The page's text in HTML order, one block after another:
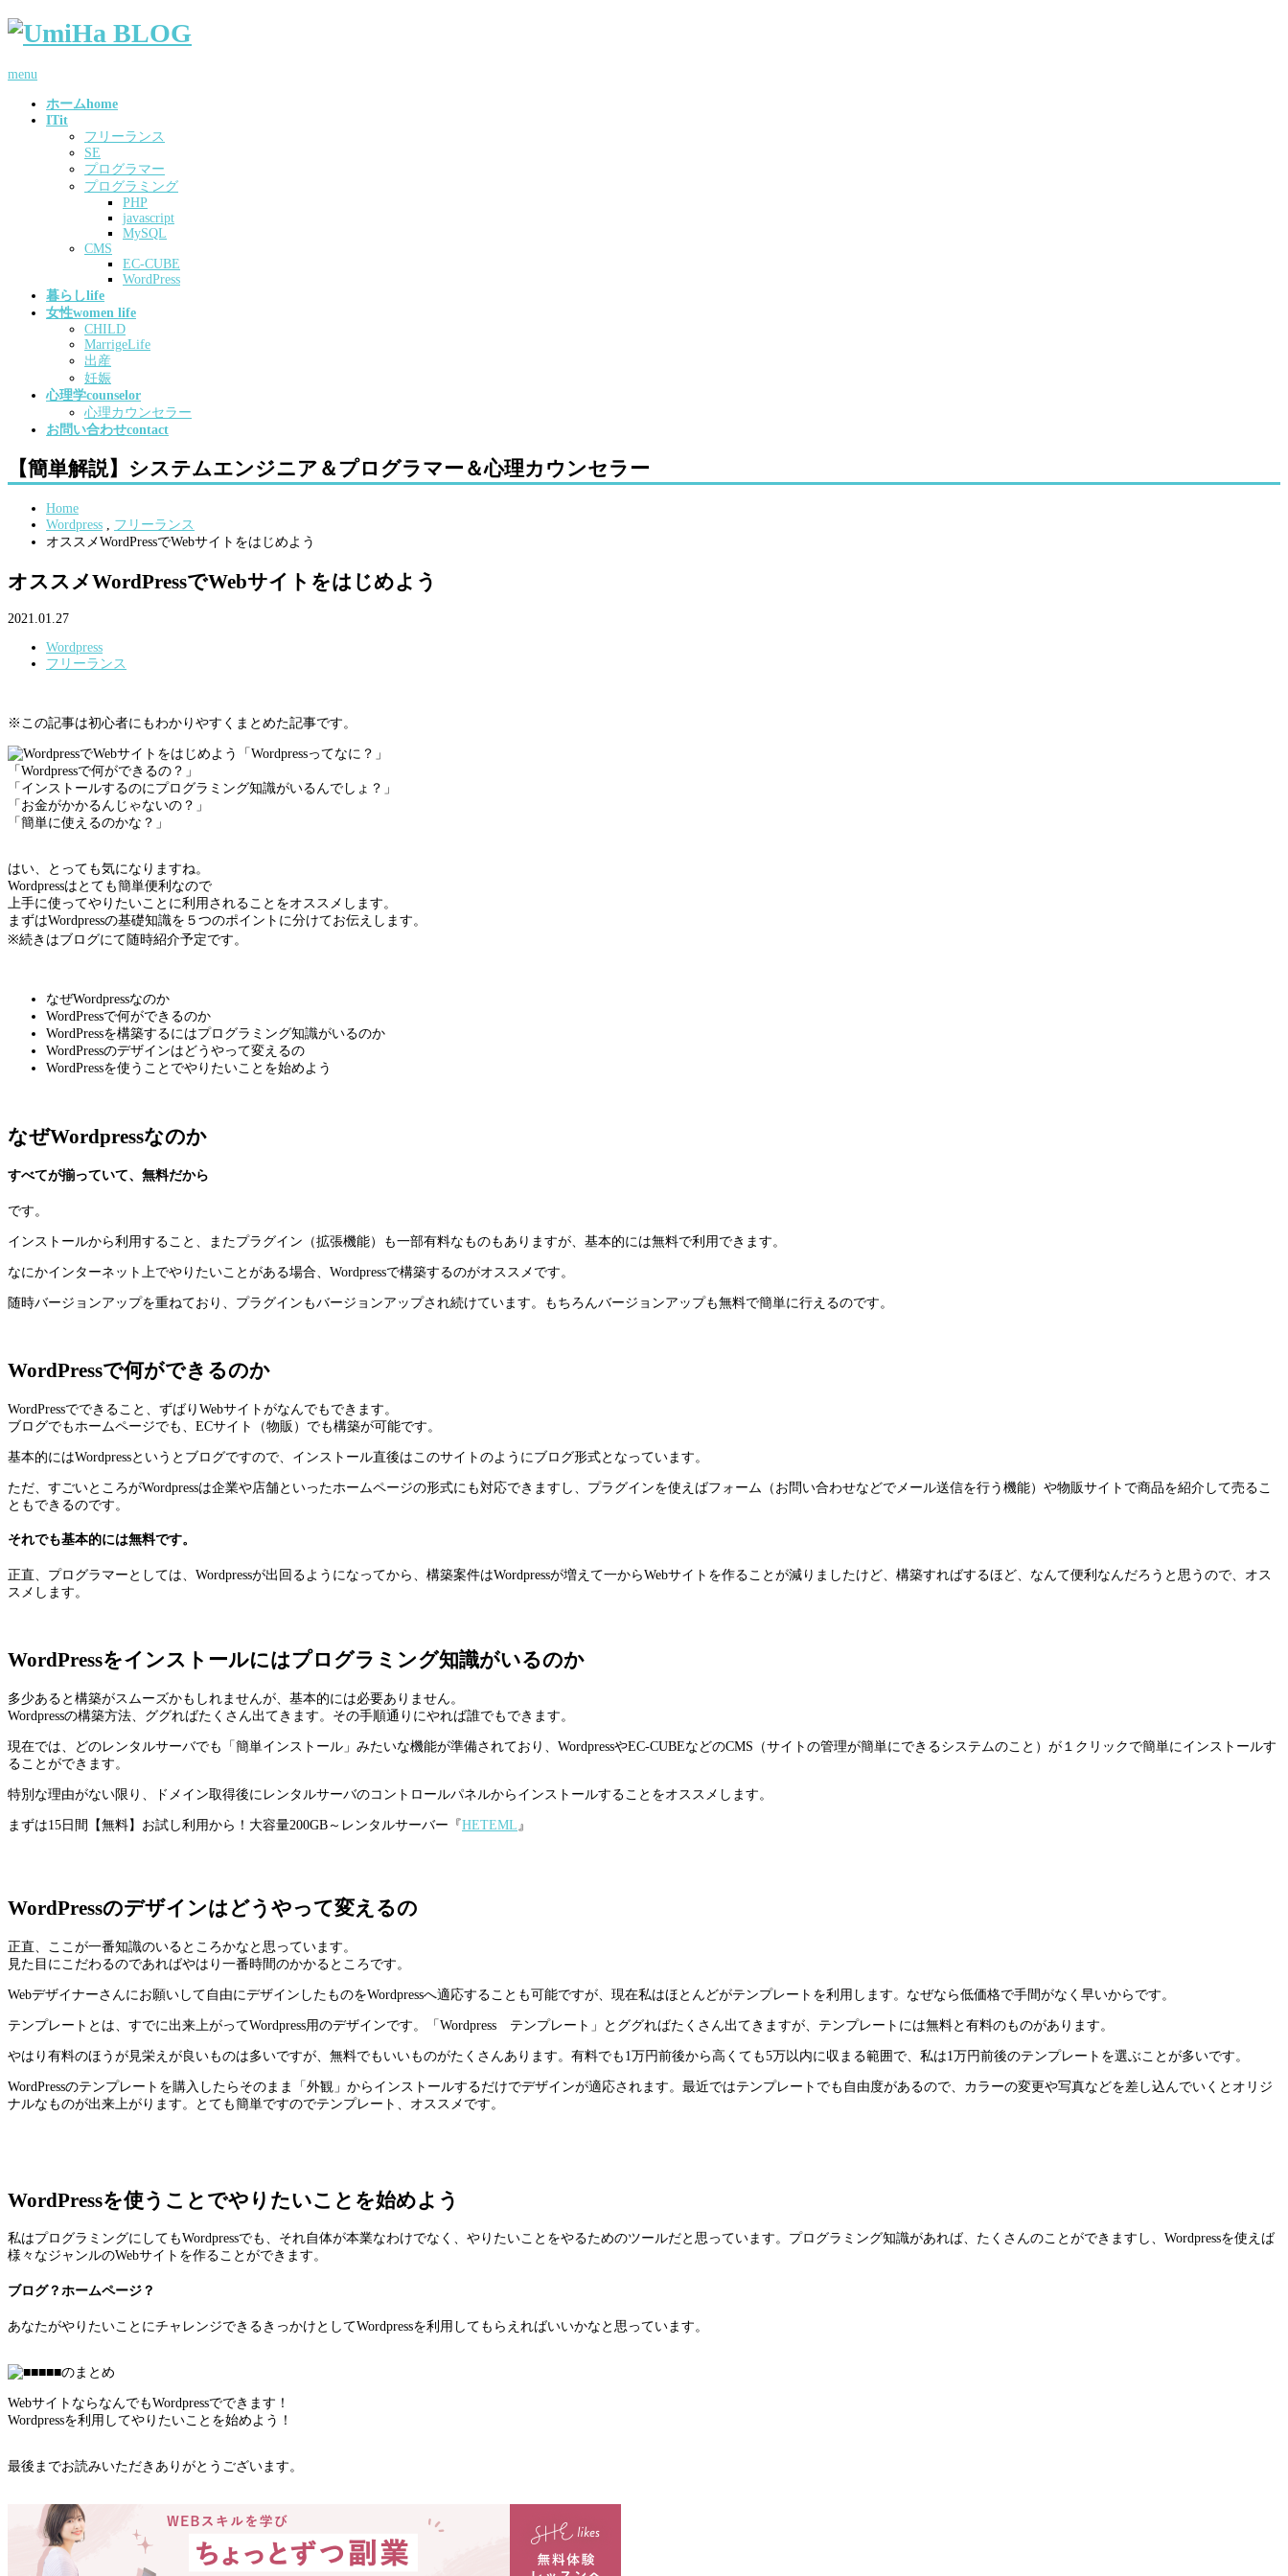
menu
ホームhome
ITit
フリーランス
SE
プログラマー
プログラミング
PHP
javascript
MySQL
CMS
EC-CUBE
WordPress
暮らしlife
女性women life
CHILD
MarrigeLife
出産
妊娠
心理学counselor
心理カウンセラー
お問い合わせcontact
【簡単解説】システムエンジニア＆プログラマー＆心理カウンセラー
Home
Wordpress , フリーランス
オススメWordPressでWebサイトをはじめよう
オススメWordPressでWebサイトをはじめよう
2021.01.27
Wordpress
フリーランス
※この記事は初心者にもわかりやすくまとめた記事です。
「Wordpressってなに？」
「Wordpressで何ができるの？」
「インストールするのにプログラミング知識がいるんでしょ？」
「お金がかかるんじゃないの？」
「簡単に使えるのかな？」
はい、とっても気になりますね。
Wordpressはとても簡単便利なので
上手に使ってやりたいことに利用されることをオススメします。
まずはWordpressの基礎知識を５つのポイントに分けてお伝えします。
※続きはブログにて随時紹介予定です。
なぜWordpressなのか
WordPressで何ができるのか
WordPressを構築するにはプログラミング知識がいるのか
WordPressのデザインはどうやって変えるの
WordPressを使うことでやりたいことを始めよう
なぜWordpressなのか
すべてが揃っていて、無料だから
です。
インストールから利用すること、またプラグイン（拡張機能）も一部有料なものもありますが、基本的には無料で利用できます。
なにかインターネット上でやりたいことがある場合、Wordpressで構築するのがオススメです。
随時バージョンアップを重ねており、プラグインもバージョンアップされ続けています。もちろんバージョンアップも無料で簡単に行えるのです。
WordPressで何ができるのか
WordPressでできること、ずばりWebサイトがなんでもできます。
ブログでもホームページでも、ECサイト（物販）でも構築が可能です。
基本的にはWordpressというとブログですので、インストール直後はこのサイトのようにブログ形式となっています。
ただ、すごいところがWordpressは企業や店舗といったホームページの形式にも対応できますし、プラグインを使えばフォーム（お問い合わせなどでメール送信を行う機能）や物販サイトで商品を紹介して売るこ
ともできるのです。
それでも基本的には無料です。
正直、プログラマーとしては、Wordpressが出回るようになってから、構築案件はWordpressが増えて一からWebサイトを作ることが減りましたけど、構築すればするほど、なんて便利なんだろうと思うので、オス
スメします。
WordPressをインストールにはプログラミング知識がいるのか
多少あると構築がスムーズかもしれませんが、基本的には必要ありません。
Wordpressの構築方法、ググればたくさん出てきます。その手順通りにやれば誰でもできます。
現在では、どのレンタルサーバでも「簡単インストール」みたいな機能が準備されており、WordpressやEC-CUBEなどのCMS（サイトの管理が簡単にできるシステムのこと）が１クリックで簡単にインストールす
ることができます。
特別な理由がない限り、ドメイン取得後にレンタルサーバのコントロールパネルからインストールすることをオススメします。
まずは15日間【無料】お試し利用から！大容量200GB～レンタルサーバー『HETEML 』
WordPressのデザインはどうやって変えるの
正直、ここが一番知識のいるところかなと思っています。
見た目にこだわるのであればやはり一番時間のかかるところです。
Webデザイナーさんにお願いして自由にデザインしたものをWordpressへ適応することも可能ですが、現在私はほとんどがテンプレートを利用します。なぜなら低価格で手間がなく早いからです。
テンプレートとは、すでに出来上がってWordpress用のデザインです。「Wordpress テンプレート」とググればたくさん出てきますが、テンプレートには無料と有料のものがあります。
やはり有料のほうが見栄えが良いものは多いですが、無料でもいいものがたくさんあります。有料でも1万円前後から高くても5万以内に収まる範囲で、私は1万円前後のテンプレートを選ぶことが多いです。
WordPressのテンプレートを購入したらそのまま「外観」からインストールするだけでデザインが適応されます。最近ではテンプレートでも自由度があるので、カラーの変更や写真などを差し込んでいくとオリジ
ナルなものが出来上がります。とても簡単ですのでテンプレート、オススメです。
WordPressを使うことでやりたいことを始めよう
私はプログラミングにしてもWordpressでも、それ自体が本業なわけでなく、やりたいことをやるためのツールだと思っています。プログラミング知識があれば、たくさんのことができますし、Wordpressを使えば
様々なジャンルのWebサイトを作ることができます。
ブログ？ホームページ？
あなたがやりたいことにチャレンジできるきっかけとしてWordpressを利用してもらえればいいかなと思っています。
WebサイトならなんでもWordpressでできます！
Wordpressを利用してやりたいことを始めよう！
最後までお読みいただきありがとうございます。